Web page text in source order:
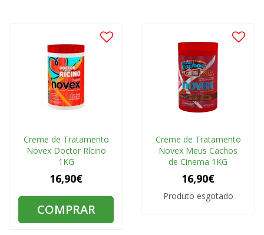
Creme de Tratamento
Novex Doctor Rícino
1KG
16,90€
COMPRAR
Creme de Tratamento
Novex Meus Cachos
de Cinema 1KG
16,90€
Produto esgotado